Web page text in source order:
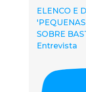
ELENCO E
SOBRE
Entrevista